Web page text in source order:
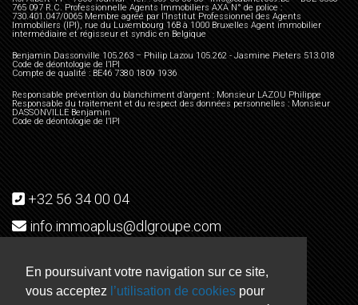
En poursuivant votre navigation sur ce site,
vous acceptez l’utilisation de cookies pour
765 097 R.C. Professionnelle Agents Immobiliers AXA N° de police :
730.401.047/0065 Membre agréé par l’Institut Professionnel des Agents
Immobiliers (IPI), rue du Luxembourg 16B à 1000 Bruxelles Agent immobilier
intermédiaire et régisseur et syndic en Belgique
Benjamin Dassonville 105.263 – Philip Lazou 105.262 - Jasmine Pieters 513.018
Code de déontologie de l’IPI
Compte de qualité : BE46 7380 1809 1936
Responsable prévention du blanchiment d’argent : Monsieur LAZOU Philippe
Responsable du traitement et du respect des données personnelles : Monsieur
DASSONVILLE Benjamin
Code de déontologie de l’IPI
+32 56 34 00 04
info.immoaplus@dlgroupe.com